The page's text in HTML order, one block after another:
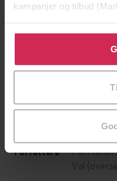
kampanjer og tilbud
Klikk på «Godta alle»
bruke cookies for alle
tilpasse ditt samtykke
Jo Nesbø
Forfattere Pam
Val